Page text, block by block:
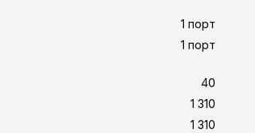
1 порт
1 порт
40
1 310
1 310